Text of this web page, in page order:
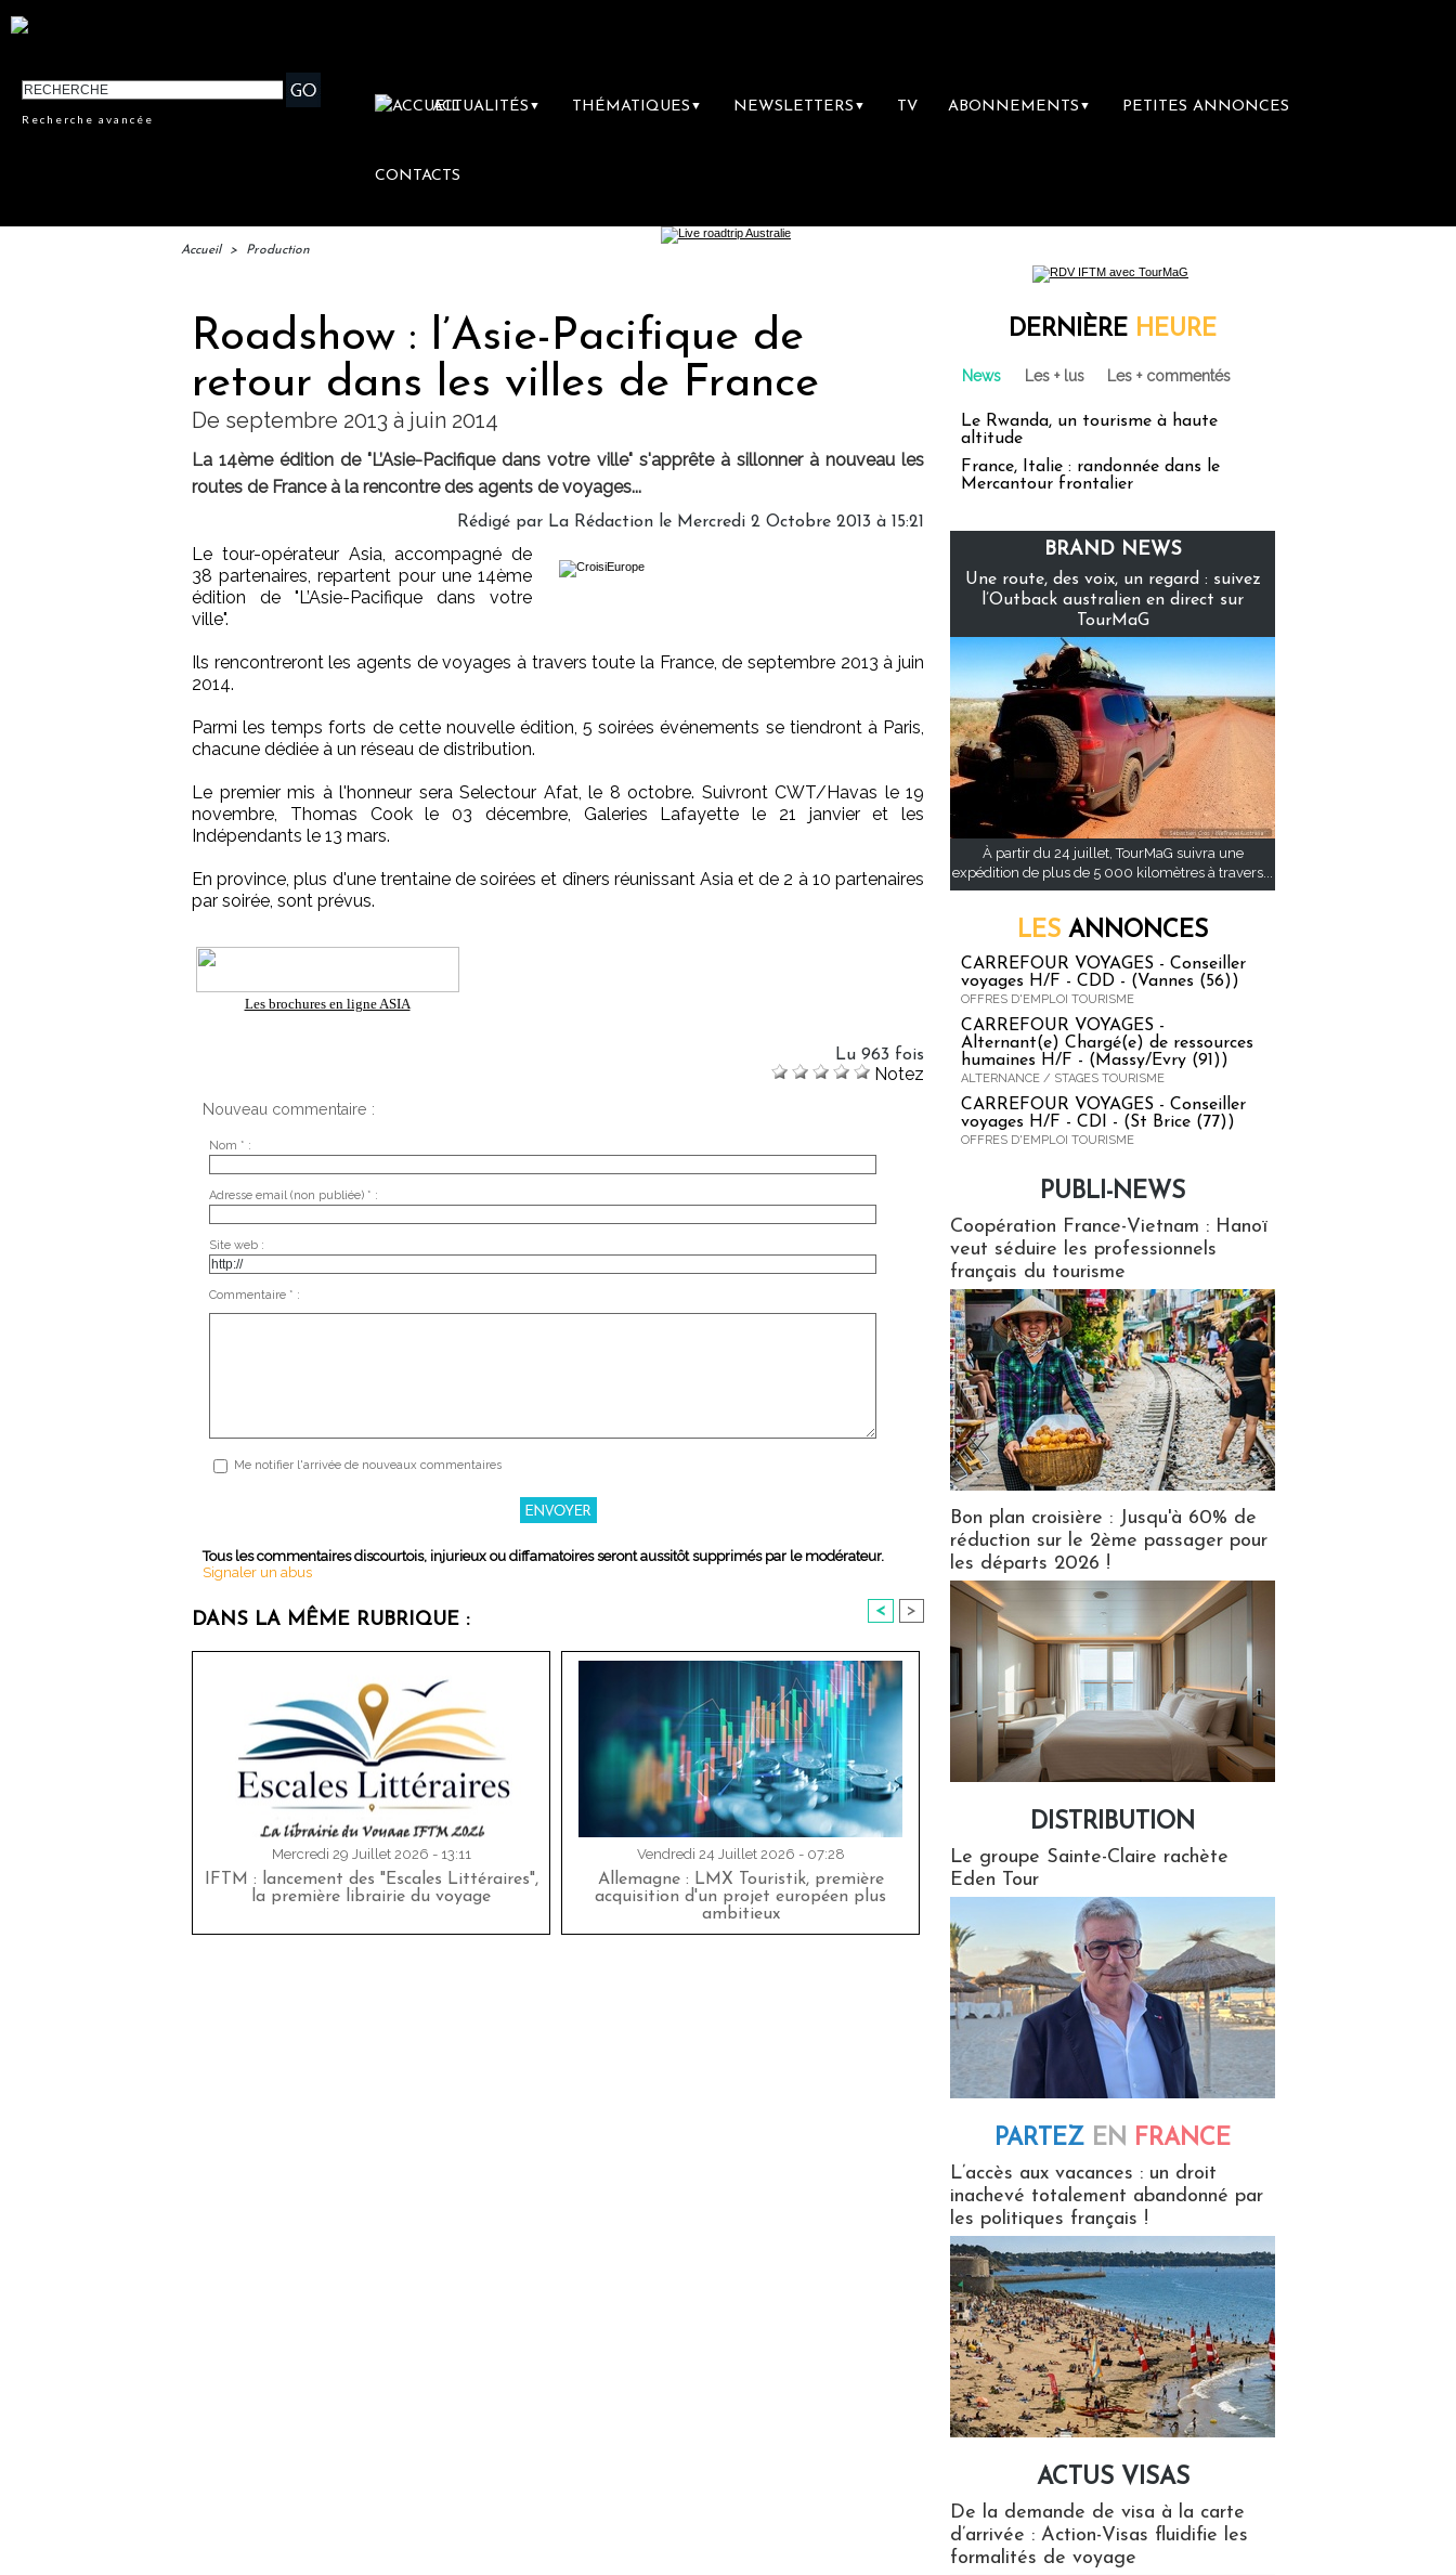
Recherche avancée
ACTUALITÉS ▼ THÉMATIQUES ▼ NEWSLETTERS ▼ TV ABONNEMENTS ▼ PETITES ANNONCES
CONTACTS
Accueil > Production
Roadshow : l’Asie-Pacifique de
retour dans les villes de France
De septembre 2013 à juin 2014
La 14ème édition de "L’Asie-Pacifique dans votre ville" s'apprête à sillonner à nouveau les
routes de France à la rencontre des agents de voyages...
Rédigé par La Rédaction le Mercredi 2 Octobre 2013 à 15:21
Le tour-opérateur Asia, accompagné de
38 partenaires, repartent pour une 14ème
édition de "L’Asie-Pacifique dans votre
ville".
Ils rencontreront les agents de voyages à travers toute la France, de septembre 2013 à juin
2014.
Parmi les temps forts de cette nouvelle édition, 5 soirées événements se tiendront à Paris,
chacune dédiée à un réseau de distribution.
Le premier mis à l'honneur sera Selectour Afat, le 8 octobre. Suivront CWT/Havas le 19
novembre, Thomas Cook le 03 décembre, Galeries Lafayette le 21 janvier et les
Indépendants le 13 mars.
En province, plus d'une trentaine de soirées et dîners réunissant Asia et de 2 à 10 partenaires
par soirée, sont prévus.
Les brochures en ligne ASIA
Lu 963 fois
Notez
Nouveau commentaire :
Nom * :
Adresse email (non publiée) * :
Site web :
Commentaire * :
Me notifier l'arrivée de nouveaux commentaires
Tous les commentaires discourtois, injurieux ou diffamatoires seront aussitôt supprimés par le modérateur.
Signaler un abus
DANS LA MÊME RUBRIQUE : < >
Mercredi 29 Juillet 2026 - 13:11
IFTM : lancement des "Escales Littéraires",
la première librairie du voyage
Vendredi 24 Juillet 2026 - 07:28
Allemagne : LMX Touristik, première
acquisition d'un projet européen plus
ambitieux
DERNIÈRE HEURE
News Les + lus Les + commentés
Le Rwanda, un tourisme à haute
altitude
France, Italie : randonnée dans le
Mercantour frontalier
BRAND NEWS
Une route, des voix, un regard : suivez
l’Outback australien en direct sur
TourMaG
À partir du 24 juillet, TourMaG suivra une
expédition de plus de 5 000 kilomètres à travers...
LES ANNONCES
CARREFOUR VOYAGES - Conseiller
voyages H/F - CDD - (Vannes (56))
OFFRES D'EMPLOI TOURISME
CARREFOUR VOYAGES -
Alternant(e) Chargé(e) de ressources
humaines H/F - (Massy/Evry (91))
ALTERNANCE / STAGES TOURISME
CARREFOUR VOYAGES - Conseiller
voyages H/F - CDI - (St Brice (77))
OFFRES D'EMPLOI TOURISME
PUBLI-NEWS
Coopération France-Vietnam : Hanoï
veut séduire les professionnels
français du tourisme
Bon plan croisière : Jusqu'à 60% de
réduction sur le 2ème passager pour
les départs 2026 !
DISTRIBUTION
Le groupe Sainte-Claire rachète
Eden Tour
PARTEZ EN FRANCE
L’accès aux vacances : un droit
inachevé totalement abandonné par
les politiques français !
ACTUS VISAS
De la demande de visa à la carte
d’arrivée : Action-Visas fluidifie les
formalités de voyage